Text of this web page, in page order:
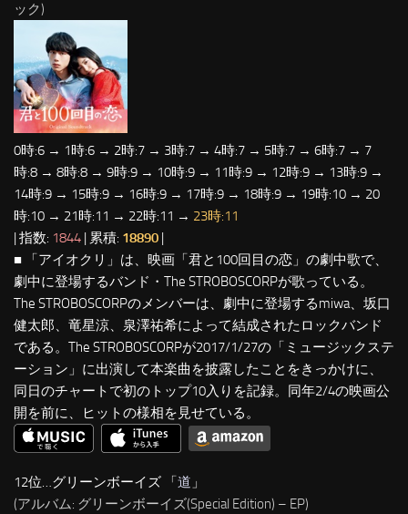
ック)
0時:6 → 1時:6 → 2時:7 → 3時:7 → 4時:7 → 5時:7 → 6時:7 → 7
時:8 → 8時:8 → 9時:9 → 10時:9 → 11時:9 → 12時:9 → 13時:9 →
14時:9 → 15時:9 → 16時:9 → 17時:9 → 18時:9 → 19時:10 → 20
時:10 → 21時:11 → 22時:11 → 23時:11
| 指数: 1844 | 累積: 18890 |
■ 「アイオクリ」は、映画「君と100回目の恋」の劇中歌で、
劇中に登場するバンド・The STROBOSCORPが歌っている。
The STROBOSCORPのメンバーは、劇中に登場するmiwa、坂口
健太郎、竜星涼、泉澤祐希によって結成されたロックバンド
である。The STROBOSCORPが2017/1/27の「ミュージックステ
ーション」に出演して本楽曲を披露したことをきっかけに、
同日のチャートで初のトップ10入りを記録。同年2/4の映画公
開を前に、ヒットの様相を見せている。
12位…グリーンボーイズ 「 道 」
(アルバム: グリーンボーイズ(Special Edition) – EP)